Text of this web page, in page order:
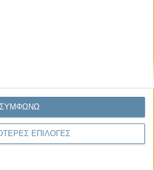
ΕΠΙΛΟΓΕΣ
ΣΥΜΦΩΝΩ
να είναι (letting